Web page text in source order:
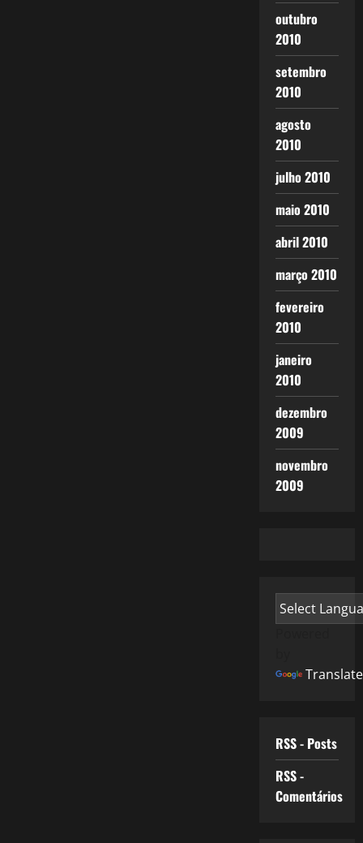
outubro
2010
setembro
2010
agosto
2010
julho 2010
maio 2010
abril 2010
março 2010
fevereiro
2010
janeiro
2010
dezembro
2009
novembro
2009
Translate
RSS - Posts
RSS -
Comentários